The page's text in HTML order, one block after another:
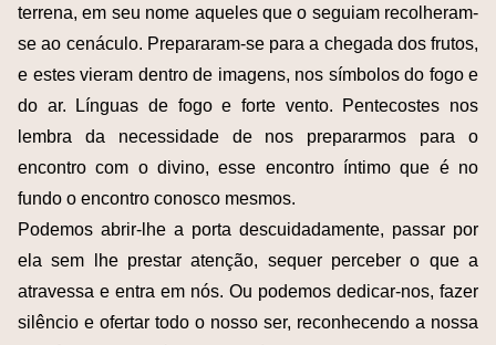
terrena, em seu nome aqueles que o seguiam recolheram-
se ao cenáculo. Prepararam-se para a chegada dos frutos,
e estes vieram dentro de imagens, nos símbolos do fogo e
do ar. Línguas de fogo e forte vento. Pentecostes nos
lembra da necessidade de nos prepararmos para o
encontro com o divino, esse encontro íntimo que é no
fundo o encontro conosco mesmos.
Podemos abrir-lhe a porta descuidadamente, passar por
ela sem lhe prestar atenção, sequer perceber o que a
atravessa e entra em nós. Ou podemos dedicar-nos, fazer
silêncio e ofertar todo o nosso ser, reconhecendo a nossa